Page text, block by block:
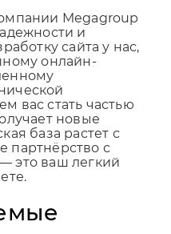
Megagroup
и
сайта у нас,
онлайн-
вас стать частью
новые
база растет с
партнёрство с
это ваш легкий